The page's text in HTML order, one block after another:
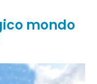
mondo